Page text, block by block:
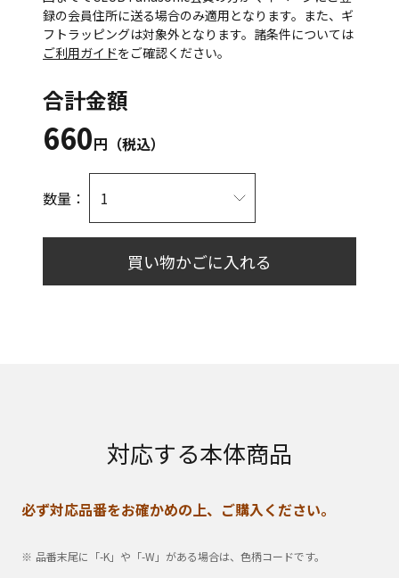
録の会員住所に送る場合のみ適用となります。また、ギ
フトラッピングは対象外となります。諸条件については
ご利用ガイドをご確認ください。
合計金額
660円（税込）
数量：
買い物かごに入れる
対応する本体商品
必ず対応品番をお確かめの上、ご購入ください。
品番末尾に「-K」や「-W」がある場合は、色柄コードです。